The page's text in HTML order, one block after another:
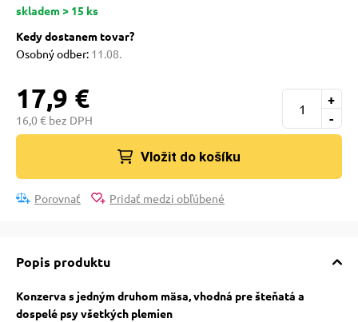
poukazy
skladem > 15 ks
Kedy dostanem tovar?
Osobný odber: 11.08.
17,9 €
16,0 € bez DPH -
+
Vložit do košíku
Porovnať Pridať medzi obľúbené
Popis produktu
Konzerva s jedným druhom mäsa, vhodná pre šteňatá a
dospelé psy všetkých plemien